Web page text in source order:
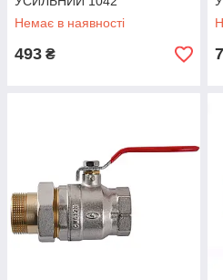
Немає в наявності
493 ₴